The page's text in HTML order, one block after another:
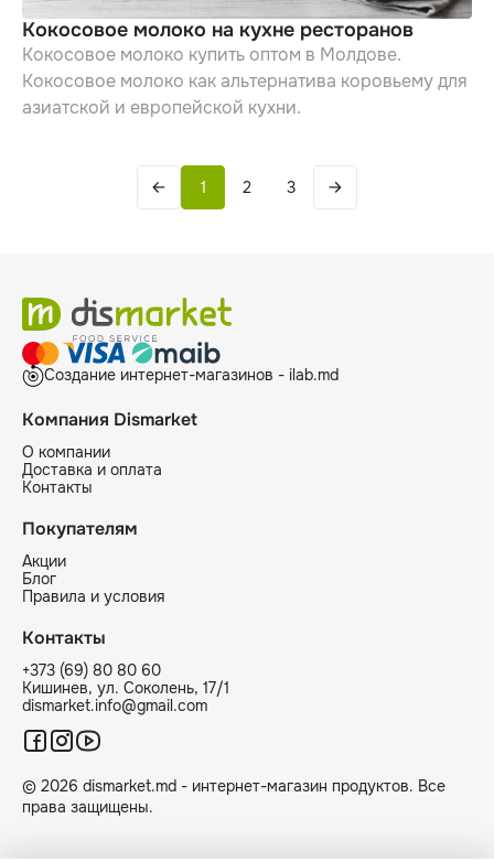
Кокосовое молоко на кухне ресторанов
Кокосовое молоко купить оптом в Молдове.
Кокосовое молоко как альтернатива коровьему для
азиатской и европейской кухни.
1 2 3
Создание интернет-магазинов - ilab.md
Компания Dismarket
О компании
Доставка и оплата
Контакты
Покупателям
Акции
Блог
Правила и условия
Контакты
+373 (69) 80 80 60
Кишинев, ул. Соколень, 17/1
dismarket.info@gmail.com
© 2026 dismarket.md - интернет-магазин продуктов. Все
права защищены.